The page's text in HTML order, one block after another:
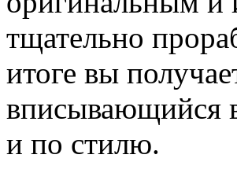
тщательно
итоге вы
вписывающийся
и по стилю.